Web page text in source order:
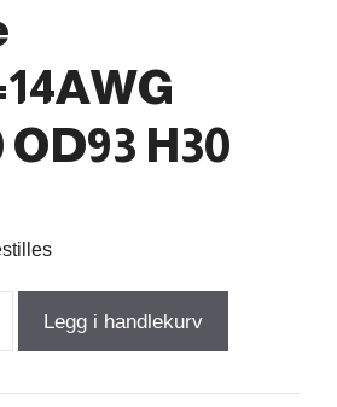
H30
4,5mH
Legg i handlekurv